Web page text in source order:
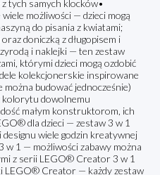
tych samych klocków•
możliwości — dzieci mogą
do pisania z kwiatami;
doniczką z długopisem i
i naklejki — ten zestaw
którymi dzieci mogą ozdobić
kolekcjonerskie inspirowane
budować jednocześnie)
kolorytu dowolnemu
małym konstruktorom, ich
dla dzieci — zestaw 3 w 1
wiele godzin kreatywnej
w 1 — możliwości zabawy można
z serii LEGO® Creator 3 w 1
LEGO® Creator — każdy zestaw